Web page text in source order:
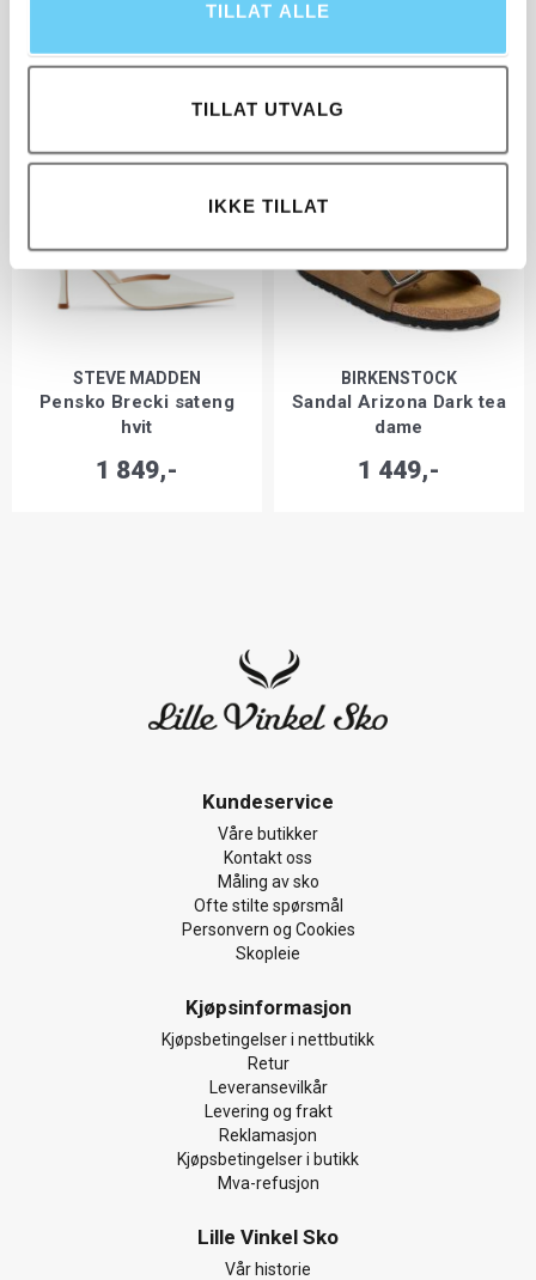
TILLAT ALLE
TILLAT UTVALG
IKKE TILLAT
2 498,- 1 998,-
STEVE MADDEN
Pensko Brecki sateng
hvit
1 849,-
BIRKENSTOCK
Sandal Arizona Dark tea
dame
1 449,-
Kundeservice
Våre butikker
Kontakt oss
Måling av sko
Ofte stilte spørsmål
Personvern og Cookies
Skopleie
Kjøpsinformasjon
Kjøpsbetingelser i nettbutikk
Retur
Leveransevilkår
Levering og frakt
Reklamasjon
Kjøpsbetingelser i butikk
Mva-refusjon
Lille Vinkel Sko
Vår historie